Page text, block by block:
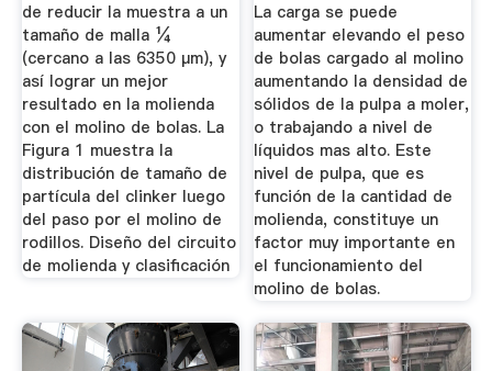
de reducir la muestra a un
tamaño de malla ¼
(cercano a las 6350 µm), y
así lograr un mejor
resultado en la molienda
con el molino de bolas. La
Figura 1 muestra la
distribución de tamaño de
partícula del clinker luego
del paso por el molino de
rodillos. Diseño del circuito
de molienda y clasificación
La carga se puede
aumentar elevando el peso
de bolas cargado al molino
aumentando la densidad de
sólidos de la pulpa a moler,
o trabajando a nivel de
líquidos mas alto. Este
nivel de pulpa, que es
función de la cantidad de
molienda, constituye un
factor muy importante en
el funcionamiento del
molino de bolas.